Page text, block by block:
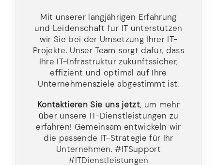
Mit unserer langjährigen Erfahrung
und Leidenschaft für IT unterstützen
wir Sie bei der Umsetzung Ihrer IT-
Projekte. Unser Team sorgt dafür, dass
Ihre IT-Infrastruktur zukunftssicher,
effizient und optimal auf Ihre
Unternehmensziele abgestimmt ist.
Kontaktieren Sie uns jetzt, um mehr
über unsere IT-Dienstleistungen zu
erfahren! Gemeinsam entwickeln wir
die passende IT-Strategie für Ihr
Unternehmen. #ITSupport
#ITDienstleistungen